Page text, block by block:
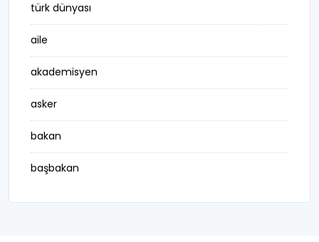
türk dünyası
aile
akademisyen
asker
bakan
başbakan
belediye başkanı